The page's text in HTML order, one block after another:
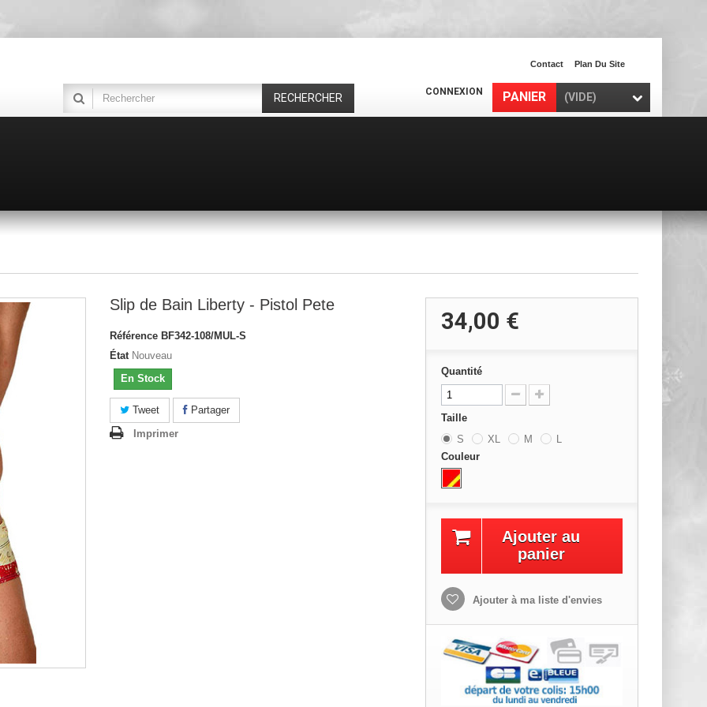
Contact Plan Du Site
PANIER (VIDE)
CONNEXION
RECHERCHER
Slip de Bain Liberty - Pistol Pete
Référence BF342-108/MUL-S
État Nouveau
En Stock
Tweet
Partager
Imprimer
34,00 €
Quantité
Taille
S
XL M
L
Couleur
Ajouter au
panier
Ajouter à ma liste d'envies